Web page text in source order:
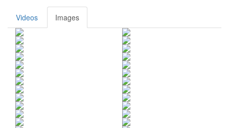
Videos Images